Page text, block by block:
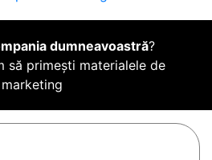
dumneavoastră?
să primești materialele de
marketing